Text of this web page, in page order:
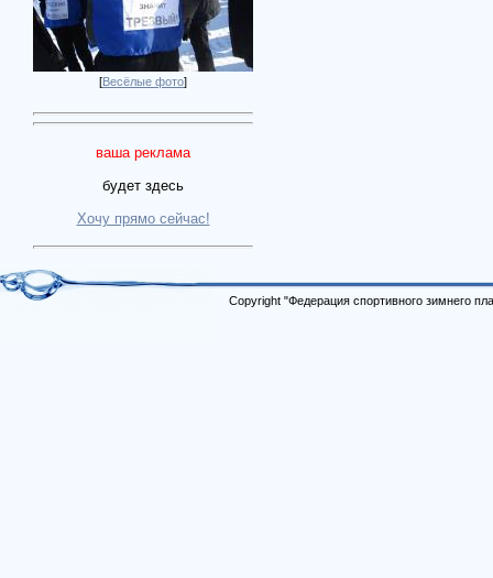
[Весёлые фото]
ваша реклама
будет здесь
Хочу прямо сейчас!
Copyright "Федерация спортивного зимнего